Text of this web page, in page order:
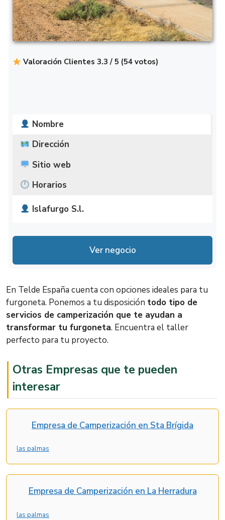
Valoración Clientes 3.3 / 5 (54 votos)
Nombre
Dirección
Sitio web
Horarios
Islafurgo S.l.
Lunes
9:00 – 17:00
9:00 – 17:00
Jueves
9:00 – 17:00
Viernes
9:00 – 17:00
Sábado
Cerrado
Domingo
Ahora Cerrado
Ver negocio
En Telde España cuenta con opciones ideales para tu
furgoneta. Ponemos a tu disposición todo tipo de
servicios de camperización que te ayudan a
transformar tu furgoneta. Encuentra el taller
perfecto para tu proyecto.
Otras Empresas que te pueden
interesar
Empresa de Camperización en Sta Brígida
las palmas
Empresa de Camperización en La Herradura
las palmas